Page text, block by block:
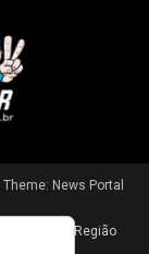
Theme: News Portal
Região